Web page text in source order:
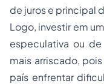
de juros e principal
Logo, investir em
especulativa ou
mais arriscado,
país enfrentar